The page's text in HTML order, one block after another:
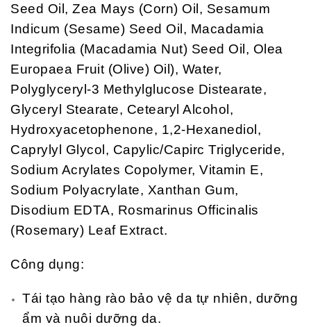
Seed Oil, Zea Mays (Corn) Oil, Sesamum
Indicum (Sesame) Seed Oil, Macadamia
Integrifolia (Macadamia Nut) Seed Oil, Olea
Europaea Fruit (Olive) Oil), Water,
Polyglyceryl-3 Methylglucose Distearate,
Glyceryl Stearate, Cetearyl Alcohol,
Hydroxyacetophenone, 1,2-Hexanediol,
Caprylyl Glycol, Capylic/Capirc Triglyceride,
Sodium Acrylates Copolymer, Vitamin E,
Sodium Polyacrylate, Xanthan Gum,
Disodium EDTA, Rosmarinus Officinalis
(Rosemary) Leaf Extract.
Công dụng:
Tái tạo hàng rào bảo vệ da tự nhiên, dưỡng
ẩm và nuôi dưỡng da.